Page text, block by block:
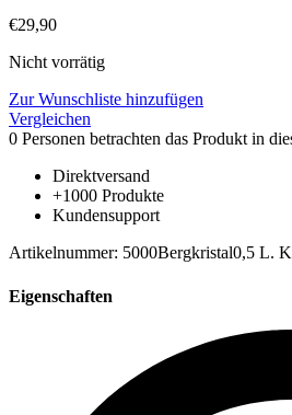
€29,90
Nicht vorrätig
Zur Wunschliste hinzufügen
Vergleichen
0 Personen betrachten das Produkt in
Direktversand
+1000 Produkte
Kundensupport
Artikelnummer: 5000Bergkristal0,5 L.
Eigenschaften